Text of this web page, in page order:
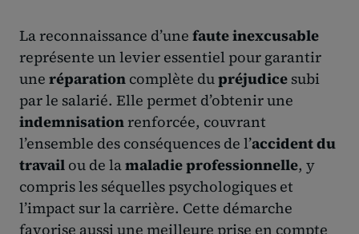
La reconnaissance d’une faute inexcusable
représente un levier essentiel pour garantir
une réparation complète dupréjudice subi
par le salarié. Elle permet d’obtenir une
indemnisationrenforcée, couvrant
l’ensemble des conséquences de l’accident du
travail ou de lamaladie professionnelle, y
compris les séquelles psychologiques et
l’impact sur la carrière. Cette démarche
favorise aussi une meilleure prise en compte